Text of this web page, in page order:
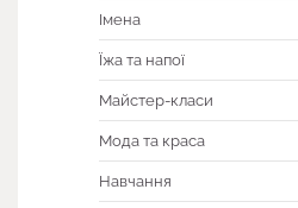
Імена
Їжа та напої
Майстер-класи
Мода та краса
Навчання